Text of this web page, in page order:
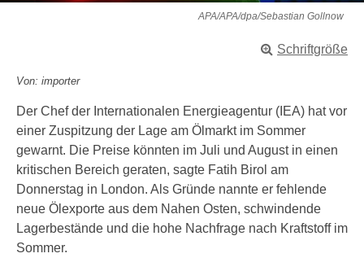
APA/APA/dpa/Sebastian Gollnow
Schriftgröße
Von: importer
Der Chef der Internationalen Energieagentur (IEA) hat vor
einer Zuspitzung der Lage am Ölmarkt im Sommer
gewarnt. Die Preise könnten im Juli und August in einen
kritischen Bereich geraten, sagte Fatih Birol am
Donnerstag in London. Als Gründe nannte er fehlende
neue Ölexporte aus dem Nahen Osten, schwindende
Lagerbestände und die hohe Nachfrage nach Kraftstoff im
Sommer.